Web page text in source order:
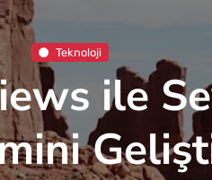
Teknoloji
ile